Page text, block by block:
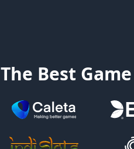
The Best